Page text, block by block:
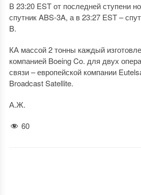
В 23:20 EST от последней ступени
спутник ABS-3A, а в 23:27 EST –
B.
КА массой 2 тонны каждый
компанией Boeing Co. для двух
связи – европейской компании
Broadcast Satellite.
А.Ж.
60